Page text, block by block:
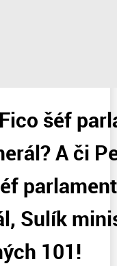
šéf
A či
Sulík
101!